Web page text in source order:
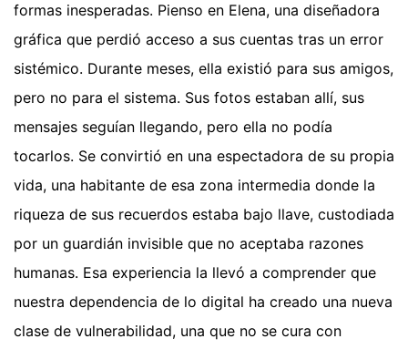
formas inesperadas. Pienso en Elena, una diseñadora
gráfica que perdió acceso a sus cuentas tras un error
sistémico. Durante meses, ella existió para sus amigos,
pero no para el sistema. Sus fotos estaban allí, sus
mensajes seguían llegando, pero ella no podía
tocarlos. Se convirtió en una espectadora de su propia
vida, una habitante de esa zona intermedia donde la
riqueza de sus recuerdos estaba bajo llave, custodiada
por un guardián invisible que no aceptaba razones
humanas. Esa experiencia la llevó a comprender que
nuestra dependencia de lo digital ha creado una nueva
clase de vulnerabilidad, una que no se cura con